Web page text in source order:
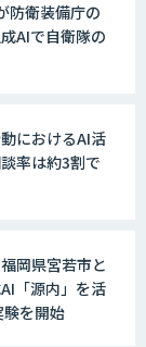
Knowfa（ノウ
ト』
衛装備庁の
AIで自衛隊の
におけるAI活
率は約3割で
岡県宮若市と
「源内」を活
験を開始